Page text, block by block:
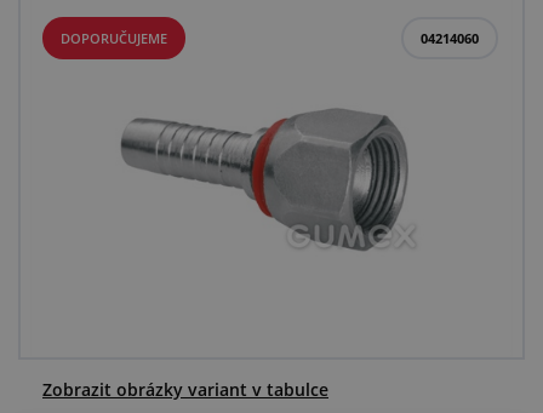
Technické plasty
Zlepšení pracovního prostředí
Další pryžové a plastové výrobky
O nás a kariéra
04214060
DOPORUČUJEME
Zobrazit obrázky variant v tabulce